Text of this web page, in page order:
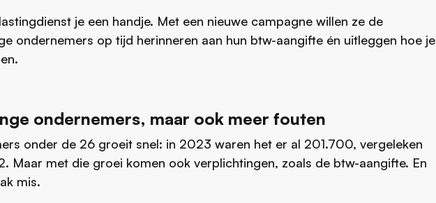
je een handje. Met een nieuwe campagne willen ze de
ondernemers op tijd herinneren aan hun btw-aangifte én uitleggen hoe je
ondernemers, maar ook meer fouten
onder de 26 groeit snel: in 2023 waren het er al 201.700, vergeleken
Maar met die groei komen ook verplichtingen, zoals de btw-aangifte. En
mis.